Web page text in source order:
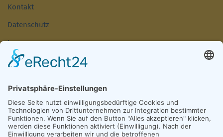
Kontakt
Datenschutz
Impressum
Cookie-Einstellungen
KURZLINKS
Fasnet-Oberschwaben